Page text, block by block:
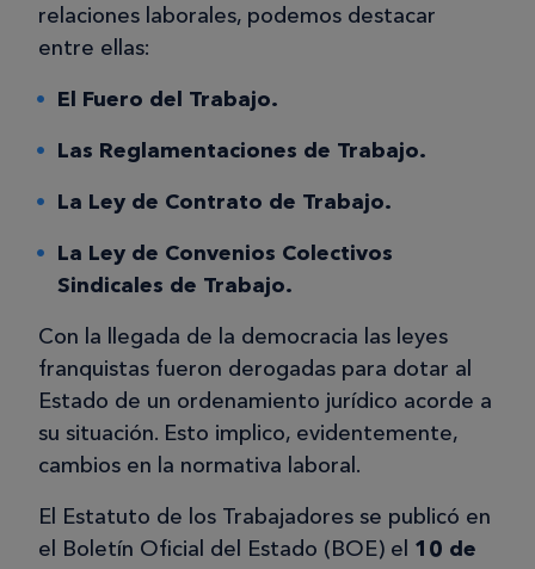
relaciones laborales, podemos destacar
entre ellas:
El Fuero del Trabajo.
Las Reglamentaciones de Trabajo.
La Ley de Contrato de Trabajo.
La Ley de Convenios Colectivos
Sindicales de Trabajo.
Con la llegada de la democracia las leyes
franquistas fueron derogadas para dotar al
Estado de un ordenamiento jurídico acorde a
su situación. Esto implico, evidentemente,
cambios en la normativa laboral.
El Estatuto de los Trabajadores se publicó en
el Boletín Oficial del Estado (BOE) el 10 de